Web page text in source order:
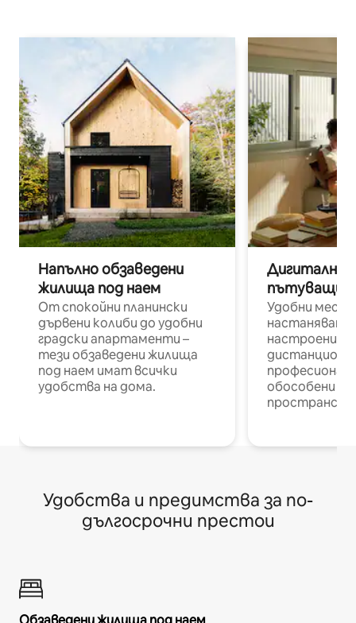
Напълно обзаведени
жилища под наем
От спокойни планински
дървени колиби до удобни
градски апартаменти –
тези обзаведени жилища
под наем имат всички
удобства на дома.
Дигитални
пътуващи
Удобни
настаняване
настроени и
обособени
Удобства и предимства за по-
дългосрочни престои